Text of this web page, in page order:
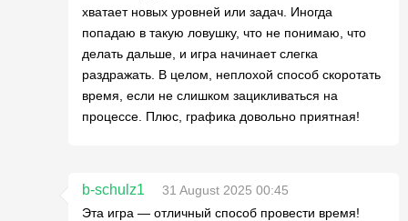
хватает новых уровней или задач. Иногда
попадаю в такую ловушку, что не понимаю, что
делать дальше, и игра начинает слегка
раздражать. В целом, неплохой способ скоротать
время, если не слишком зацикливаться на
процессе. Плюс, графика довольно приятная!
b-schulz1
31 August 2025 00:45
Эта игра — отличный способ провести время!